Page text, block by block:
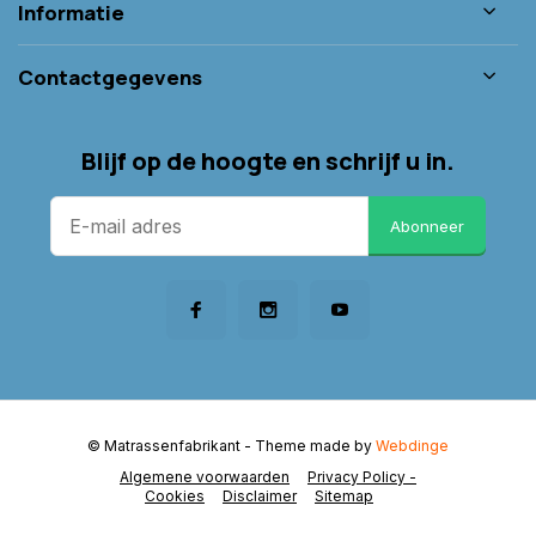
Informatie
Contactgegevens
Blijf op de hoogte en schrijf u in.
Abonneer
Algemene voorwaarden
Privacy Policy -
Cookies
Disclaimer Sitemap
© Matrassenfabrikant - Theme made by Webdinge